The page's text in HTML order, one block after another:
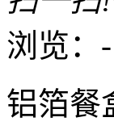
浏览： -
铝箔餐